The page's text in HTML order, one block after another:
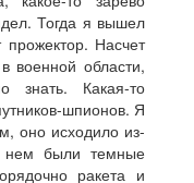
Тогда я вышел
Насчет
военной области,
знать. Какая-то
шпионов. Я
оно исходило из-
нем были темные
ракета и